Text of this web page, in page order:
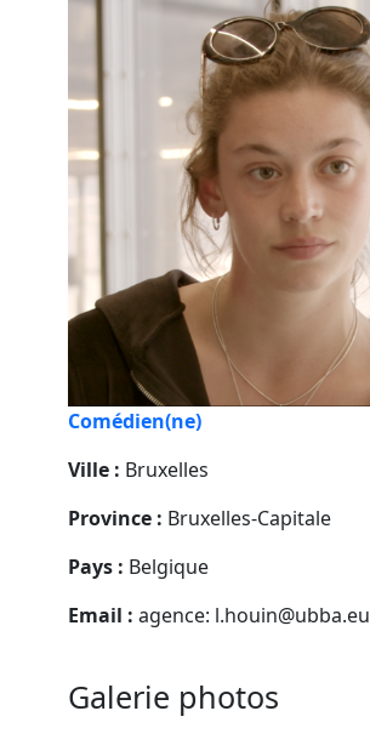
Comédien(ne)
Ville : Bruxelles
Province : Bruxelles-Capitale
Pays : Belgique
Email : agence: l.houin@ubba.eu
Galerie photos